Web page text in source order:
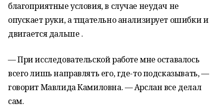
благоприятные условия, в случае неудач не
опускает руки, а тщательно анализирует ошибки и
двигается дальше .
— При исследовательской работе мне оставалось
всего лишь направлять его, где-то подсказывать, —
говорит Мавлида Камиловна. — Арслан все делал
сам.